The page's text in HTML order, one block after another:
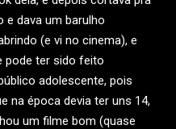
e dava um barulho
(e vi no cinema), e
pode ter sido feito
adolescente, pois
na época devia ter uns 14,
um filme bom (quase